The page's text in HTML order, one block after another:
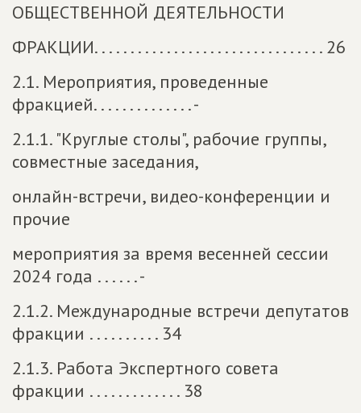
ОБЩЕСТВЕННОЙ ДЕЯТЕЛЬНОСТИ
ФРАКЦИИ. . . . . . . . . . . . . . . . . . . . . . . . . . . . . . . . 26
2.1. Мероприятия, проведенные
фракцией. . . . . . . . . . . . . . -
2.1.1. "Круглые столы", рабочие группы,
совместные заседания,
онлайн-встречи, видео-конференции и
прочие
мероприятия за время весенней сессии
2024 года . . . . . . -
2.1.2. Международные встречи депутатов
фракции . . . . . . . . . . 34
2.1.3. Работа Экспертного совета
фракции . . . . . . . . . . . . . 38